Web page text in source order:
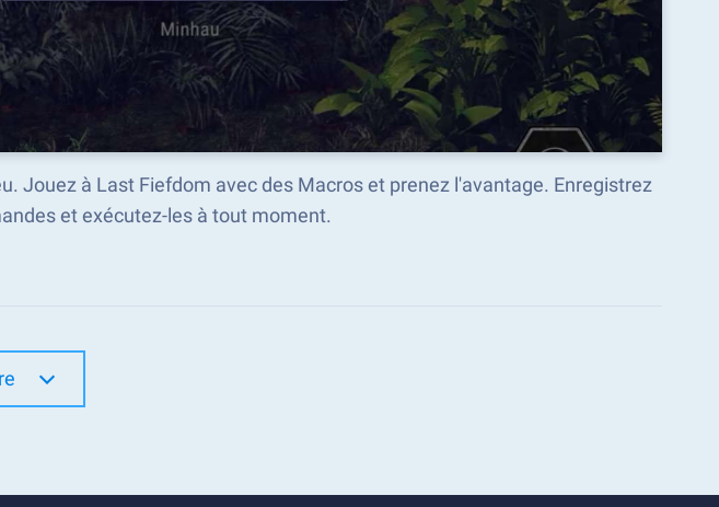
Jouez à Last Fiefdom avec des Macros et prenez l'avantage. Enregistrez
et exécutez-les à tout moment.